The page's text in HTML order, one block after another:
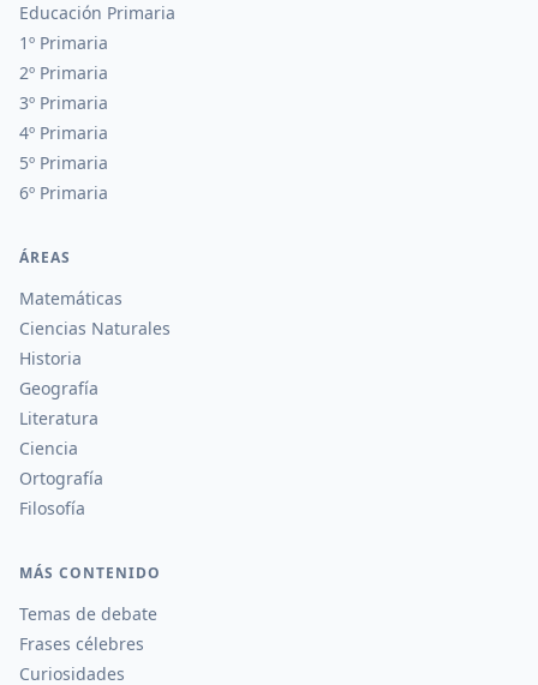
Educación Primaria
1º Primaria
2º Primaria
3º Primaria
4º Primaria
5º Primaria
6º Primaria
ÁREAS
Matemáticas
Ciencias Naturales
Historia
Geografía
Literatura
Ciencia
Ortografía
Filosofía
MÁS CONTENIDO
Temas de debate
Frases célebres
Curiosidades